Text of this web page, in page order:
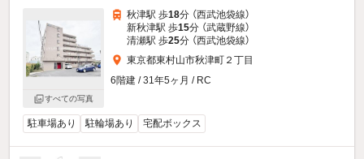
すべての写真
秋津駅 歩18分 （西武池袋線）
新秋津駅 歩15分 （武蔵野線）
清瀬駅 歩25分 （西武池袋線）
東京都東村山市秋津町２丁目
6階建 / 31年5ヶ月 / RC
駐車場あり 駐輪場あり 宅配ボックス